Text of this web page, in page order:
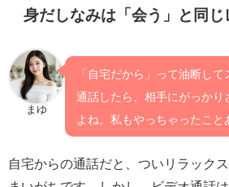
身だしなみは「会う」と同じ
まゆ
「自宅だから」って油断し
通話したら、相手にがっかり
よね。私もやっちゃったこと
自宅からの通話だと、ついリラック